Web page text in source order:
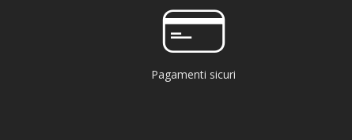
Pagamenti sicuri